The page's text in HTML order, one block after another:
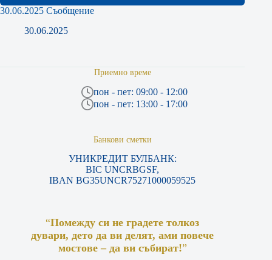
30.06.2025 Съобщение
30.06.2025
Приемно време
пон - пет: 09:00 - 12:00
пон - пет: 13:00 - 17:00
Банкови сметки
УНИКРЕДИТ БУЛБАНК:
BIC UNCRBGSF,
IBAN BG35UNCR75271000059525
“Помежду си не градете толкоз
дувари, дето да ви делят, ами повече
мостове – да ви събират!”